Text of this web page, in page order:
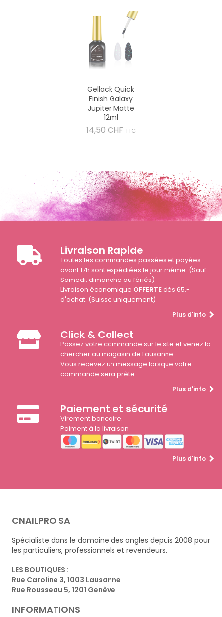
Gellack Quick
Finish Galaxy
Jupiter Matte
12ml
14,50 CHF Prix
TTC
Livraison Rapide
Toutes les commandes passées et payées
avant 17h sont expédiées le jour même. (Sauf
Samedi, dimanche ou fériés)
Livraison économique OFFERTEdès 65.-
d'achat. (Suisse uniquement)
Plus d'info
Click & Collect
Passez votre commande sur le site et venez la
chercher au magasin de Lausanne.
Vous recevez un message lorsque votre
commande sera prête.
Plus d'info
Paiement et sécurité
Virement bancaire.
Paiment à la livraison
Plus d'info
CNAILPRO SA
Spécialiste dans le domaine des ongles depuis 2008 pour
les particuliers, professionnels et revendeurs.
LES BOUTIQUES :
Rue Caroline 3, 1003 Lausanne
Rue Rousseau 5, 1201 Genève
INFORMATIONS